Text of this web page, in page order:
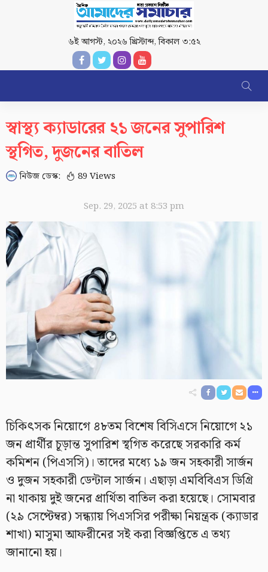
৬ই আগস্ট, ২০২৬ খ্রিস্টাব্দ,বিকাল ৩:৫২
স্বাস্থ্য ক্যাডারের ২১ জনের সুপারিশ
স্থগিত, দুজনের বাতিল
নিউজ ডেস্ক: 89 Views
Sep. 29, 2025 at 8:53 pm
চিকিৎসক নিয়োগে ৪৮তম বিশেষ বিসিএসে নিয়োগে ২১
জন প্রার্থীর চূড়ান্ত সুপারিশ স্থগিত করেছে সরকারি কর্ম
কমিশন (পিএসসি)। তাদের মধ্যে ১৯ জন সহকারী সার্জন
ও দুজন সহকারী ডেন্টাল সার্জন। এছাড়া এমবিবিএস ডিগ্রি
না থাকায় দুই জনের প্রার্থিতা বাতিল করা হয়েছে। সোমবার
(২৯ সেপ্টেম্বর) সন্ধ্যায় পিএসসির পরীক্ষা নিয়ন্ত্রক (ক্যাডার
শাখা) মাসুমা আফরীনের সই করা বিজ্ঞপ্তিতে এ তথ্য
জানানো হয়।